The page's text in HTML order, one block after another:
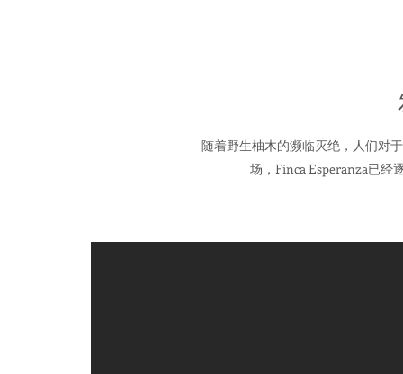
随着野生柚木的濒临灭绝，人们对
场，Finca Esperanza已经